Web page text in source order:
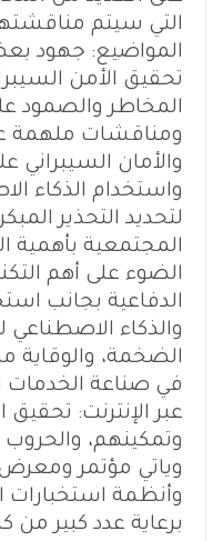
التي سيتم
المواضيع: جهود
تحقيق الأمن
المخاطر والصمود
ومناقشات ملهمة
والأمان السيبراني
واستخدام الذكاء
لتحديد التحذير
المجتمعية بأهمية
الضوء على أهم
الدفاعية بجانب
والذكاء الاصطناعي
الضخمة، والوقاية
في صناعة الخدمات
عبر الإنترنت: تحقيق
وتمكينهم، والحروب
وياتي مؤتمر
برعاية عدد كبير من